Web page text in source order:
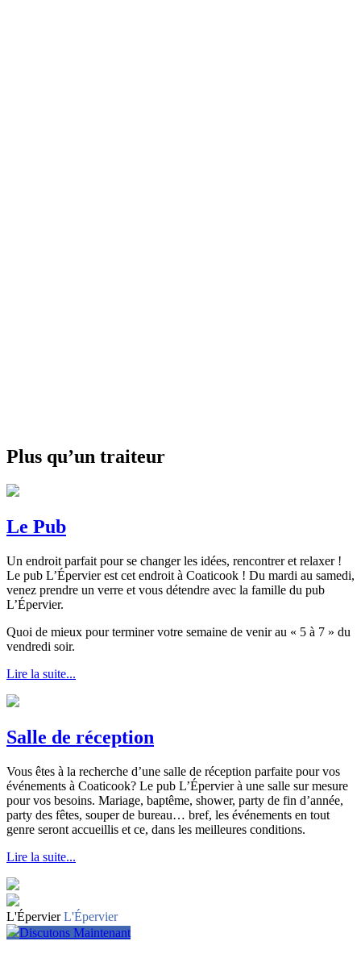
Plus qu’un traiteur
Le Pub
Un endroit parfait pour se changer les idées, rencontrer et relaxer !
Le pub L’Épervier est cet endroit à Coaticook ! Du mardi au samedi,
venez prendre un verre et vous détendre avec la famille du pub
L’Épervier.
Quoi de mieux pour terminer votre semaine de venir au « 5 à 7 » du
vendredi soir.
Lire la suite...
Salle de réception
Vous êtes à la recherche d’une salle de réception parfaite pour vos
événements à Coaticook? Le pub L’Épervier à une salle sur mesure
pour vos besoins. Mariage, baptême, shower, party de fin d’année,
party des fêtes, souper de bureau… bref, les événements en tout
genre seront accueillis et ce, dans les meilleures conditions.
Lire la suite...
L'Épervier L'Épervier
Discutons Maintenant